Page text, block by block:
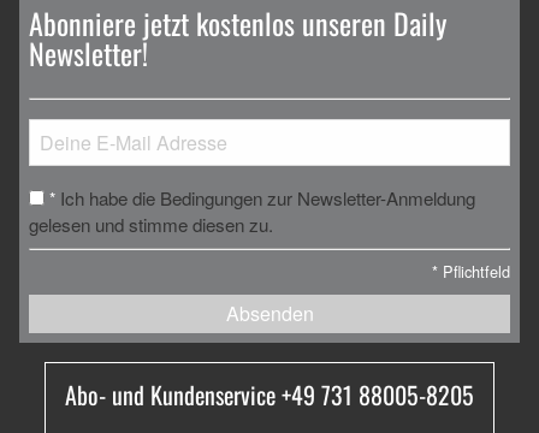
Abonniere jetzt kostenlos unseren Daily
Newsletter!
* Ich habe die Bedingungen zur Newsletter-Anmeldung
gelesen und stimme diesen zu.
* Pflichtfeld
Absenden
Abo- und Kundenservice +49 731 88005-8205